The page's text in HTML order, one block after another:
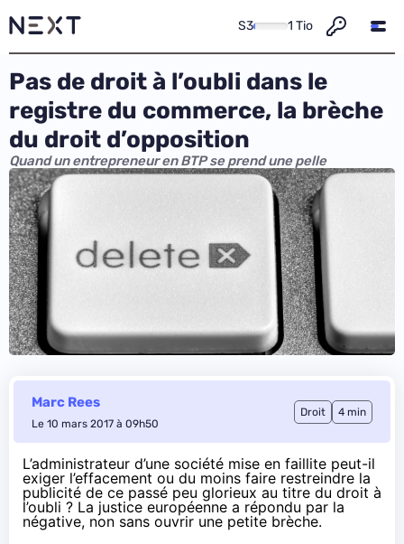
S3 1 Tio
Pas de droit à l’oubli dans le
registre du commerce, la brèche
du droit d’opposition
Quand un entrepreneur en BTP se prend une pelle
Marc Rees
Le 10 mars 2017 à 09h50
Droit 4 min
L’administrateur d’une société mise en faillite peut-il
exiger l’effacement ou du moins faire restreindre la
publicité de ce passé peu glorieux au titre du droit à
l’oubli ? La justice européenne a répondu par la
négative, non sans ouvrir une petite brèche.